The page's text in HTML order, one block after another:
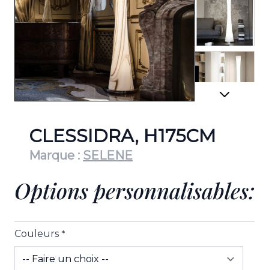
View
View
CLESSIDRA, H175CM
Marque : SELENE
Options personnalisables:
Couleurs *